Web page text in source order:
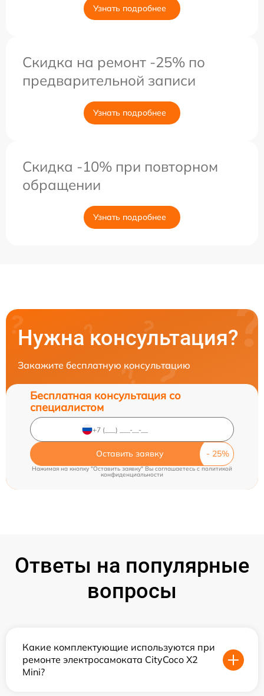
Узнать подробнее
Скидка на ремонт -25% по
предварительной записи
Узнать подробнее
Скидка -10% при повторном
обращении
Узнать подробнее
Нужна консультация?
Закажите бесплатную консультацию
Бесплатная консультация со
специалистом
Оставить заявку
Нажимая на кнопку "Оставить заявку" Вы соглашаетесь cполитикой
конфиденциальности
Ответы на популярные
вопросы
Какие комплектующие используются при
ремонте электросамоката CityCoco X2
Mini?